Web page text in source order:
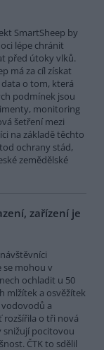
SmartSheep by
lépe chránit
před útoky vlků.
má za cíl získat
o tom, která
podmínek jsou
monitoring
šetření mezi
na základě těchto
ochrany stád,
zemědělské
zařízení je
mohou v
ochladit u 50
mlžítek a osvěžítek
vodovodů a
rozšířila o tři nová
snižují pocitovou
ČTK to sdělil